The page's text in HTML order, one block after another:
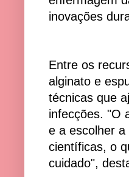
inovações
Entre os
alginato e
técnicas que
infecções. "O
e a escolher
científicas, o
cuidado",